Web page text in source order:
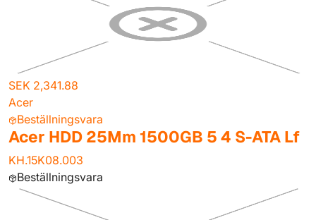
SEK 2,341.88
Acer
Beställningsvara
Acer HDD 25Mm 1500GB 5 4 S-ATA Lf
KH.15K08.003
Beställningsvara